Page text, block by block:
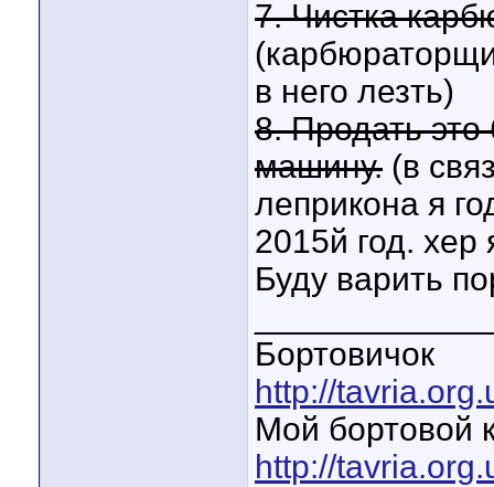
7. Чистка
в него лезть)
8. Продать
машину. (в
леприкона я
2015й год.
Буду варить
Бортовичок
http://
Мой бортовой
http://